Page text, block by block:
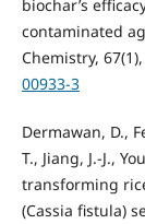
biochar’s
contaminated
Chemistry,
00933-3
Dermawan, D.,
T., Jiang, J.-J.,
transforming
(Cassia fistula)